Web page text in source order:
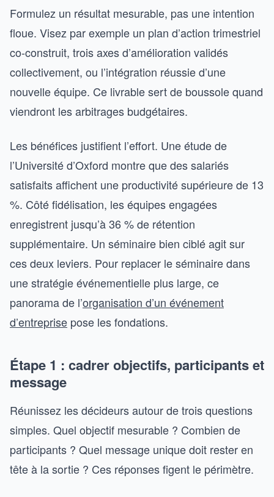
Formulez un résultat mesurable, pas une intention
floue. Visez par exemple un plan d’action trimestriel
co-construit, trois axes d’amélioration validés
collectivement, ou l’intégration réussie d’une
nouvelle équipe. Ce livrable sert de boussole quand
viendront les arbitrages budgétaires.
Les bénéfices justifient l’effort. Une étude de
l’Université d’Oxford montre que des salariés
satisfaits affichent une productivité supérieure de 13
%. Côté fidélisation, les équipes engagées
enregistrent jusqu’à 36 % de rétention
supplémentaire. Un séminaire bien ciblé agit sur
ces deux leviers. Pour replacer le séminaire dans
une stratégie événementielle plus large, ce
panorama de l’organisation d’un événement
d’entreprise pose les fondations.
Étape 1 : cadrer objectifs, participants et
message
Réunissez les décideurs autour de trois questions
simples. Quel objectif mesurable ? Combien de
participants ? Quel message unique doit rester en
tête à la sortie ? Ces réponses figent le périmètre.